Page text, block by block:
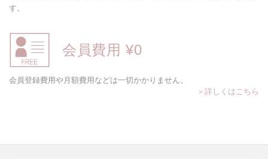
す。
会員費用 ¥0
会員登録費用や月額費用などは一切かかりません。
＞詳しくはこちら